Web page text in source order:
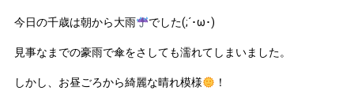
今日の千歳は朝から大雨 でした(;´･ω･)
見事なまでの豪雨で傘をさしても濡れてしまいました。
しかし、お昼ごろから綺麗な晴れ模様 ！